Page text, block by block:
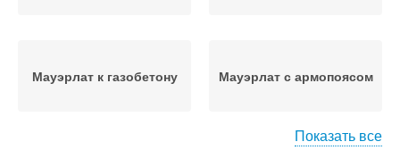
Мауэрлат к газобетону Мауэрлат с армопоясом
Показать все